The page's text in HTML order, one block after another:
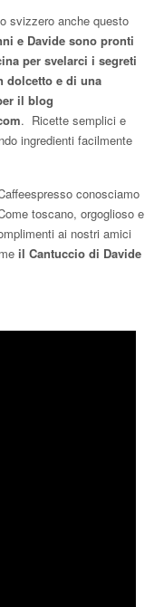
svizzero anche questo
e Davide sono pronti
per svelarci i segreti
dolcetto e di una
il blog
. Ricette semplici e
ingredienti facilmente
conosciamo
toscano, orgoglioso e
ai nostri amici
il Cantuccio di Davide